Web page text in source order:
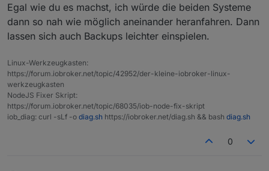
sonderlich performant.
Ich möchte nun das Thema OS Upgrade auf trixie‘
angehen und ggf. Migration auf bessere Hardware (
minipc mit Proxomox ? )
Die Frage wäre :
und später auf neue Hardware umziehen ?
Oder besser als auf der neuen HW ‚vorbereiten‘ und
dann die Backups von ioBroker, Influx etc dort
einspielen ?
Was wären da eure Empfehlungen …
Egal wie du es machst, ich würde die beiden Systeme
dann so nah wie möglich aneinander heranfahren. Dann
lassen sich auch Backups leichter einspielen.
Linux-Werkzeugkasten:
https://forum.iobroker.net/topic/42952/der-kleine-iobroker-linux-
werkzeugkasten
NodeJS Fixer Skript:
https://forum.iobroker.net/topic/68035/iob-node-fix-skript
iob_diag: curl -sLf -o diag.sh https://iobroker.net/diag.sh && bash diag.sh
0